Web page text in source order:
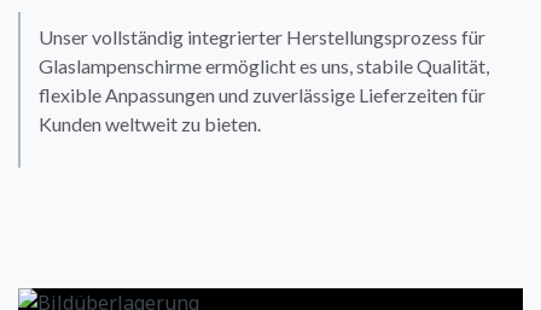
Unser vollständig integrierter Herstellungsprozess für
Glaslampenschirme ermöglicht es uns, stabile Qualität,
flexible Anpassungen und zuverlässige Lieferzeiten für
Kunden weltweit zu bieten.